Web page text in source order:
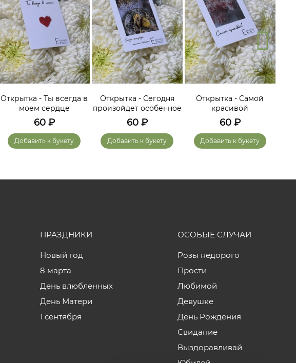
Открытка - Ты всегда в
моем сердце
60₽
Добавить к букету
Открытка - Сегодня
произойдет особенное
60₽
Добавить к букету
Открытка - Самой
красивой
60₽
Добавить к букету
ПРАЗДНИКИ
Новый год
8 марта
День влюбленных
День Матери
1 сентября
ОСОБЫЕ СЛУЧАИ
Розы недорого
Прости
Любимой
Девушке
День Рождения
Свидание
Выздоравливай